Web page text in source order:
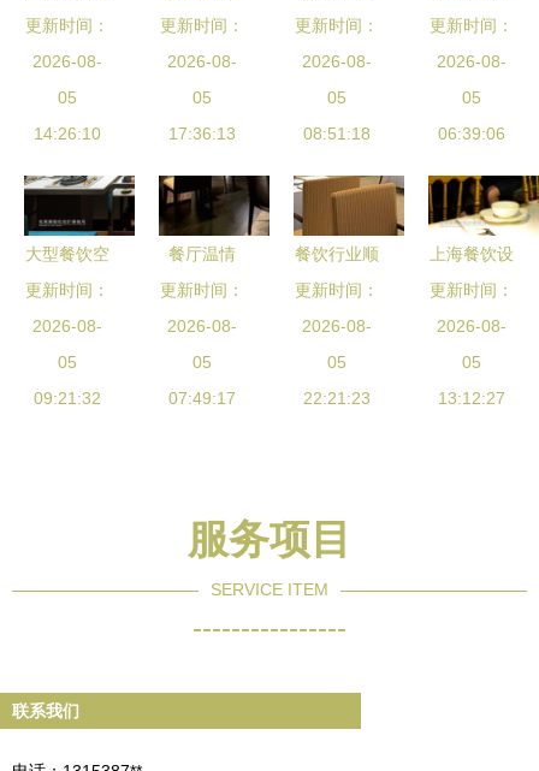
堂蔬菜配送
与团体餐上
门服务的专
家
更新时间：
2026-08-
05
14:26:10
指南 选择
餐饮加盟的
三大关键要
素
更新时间：
2026-08-
05
17:36:13
餐,中国菜
系,食品餐
饮,摄影素
材,汇图网
更新时间：
2026-08-
05
08:51:18
这些人压根
不适合做餐
饮，你中招
了吗？
更新时间：
2026-08-
05
06:39:06
大型餐饮空
间设计要点
全解析
更新时间：
2026-08-
05
09:21:32
餐厅温情
献给饮食男
女的美好生
活
更新时间：
2026-08-
05
07:49:17
餐饮行业顺
应季节时
蔬，更受食
客青睐
更新时间：
2026-08-
05
22:21:23
上海餐饮设
计如何吸引
食客 空间
魔法成就排
队神话
更新时间：
2026-08-
05
13:12:27
服务项目
SERVICE ITEM
----------------
联系我们